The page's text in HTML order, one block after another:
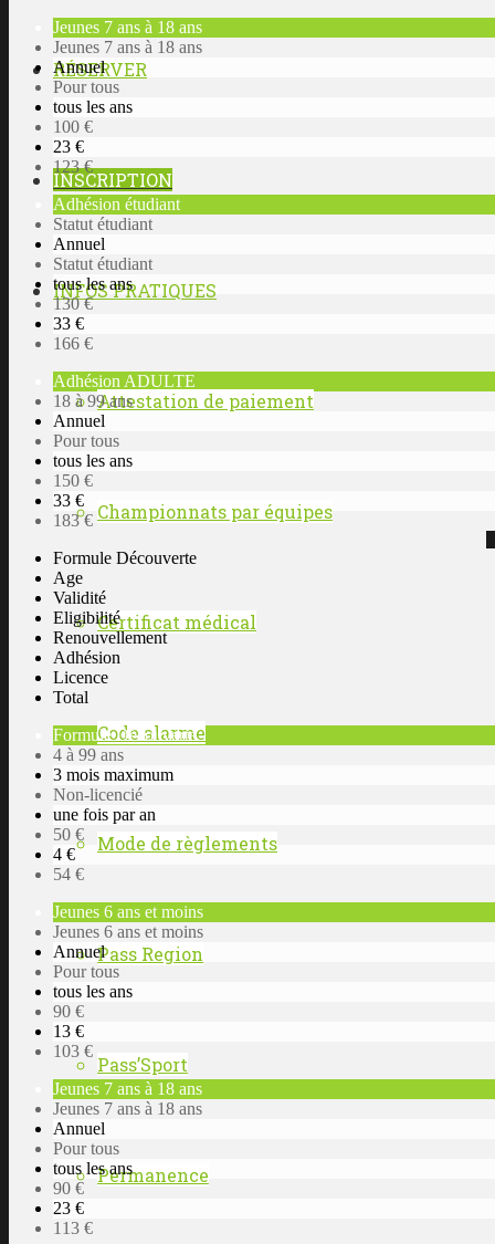
RÉSERVER
INSCRIPTION
INFOS PRATIQUES
Attestation de paiement
Championnats par équipes
Certificat médical
Code alarme
Mode de règlements
Pass Region
Pass’Sport
Permanence
Jeunes 7 ans à 18 ans
Jeunes 7 ans à 18 ans
Annuel
Pour tous
tous les ans
100 €
23 €
123 €
Adhésion étudiant
Statut étudiant
Annuel
Statut étudiant
tous les ans
130 €
33 €
166 €
Adhésion ADULTE
18 à 99 ans
Annuel
Pour tous
tous les ans
150 €
33 €
183 €
Formule Découverte
Age
Validité
Eligibilité
Renouvellement
Adhésion
Licence
Total
Formule Découverte
4 à 99 ans
3 mois maximum
Non-licencié
une fois par an
50 €
4 €
54 €
Jeunes 6 ans et moins
Jeunes 6 ans et moins
Annuel
Pour tous
tous les ans
90 €
13 €
103 €
Jeunes 7 ans à 18 ans
Jeunes 7 ans à 18 ans
Annuel
Pour tous
tous les ans
90 €
23 €
113 €